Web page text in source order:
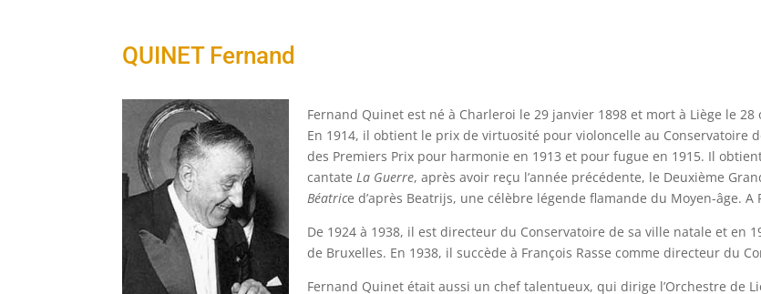
QUINET Fernand
Fernand Quinet est né à Charleroi le 29 janvier 1898 et mort à Liège le
En 1914, il obtient le prix de virtuosité pour violoncelle au Conservatoire
des Premiers Prix pour harmonie en 1913 et pour fugue en 1915. Il
cantate La Guerre, après avoir reçu l’année précédente, le Deuxième
Béatrice d’après Beatrijs, une célèbre légende flamande du Moyen-âge.
De 1924 à 1938, il est directeur du Conservatoire de sa ville natale et en
de Bruxelles. En 1938, il succède à François Rasse comme directeur du
Fernand Quinet était aussi un chef talentueux, qui dirige l’Orchestre de